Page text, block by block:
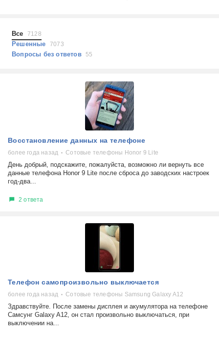
Наушники
Выберите...
не включается
самопроизвольное выключение
возможность ремонта
самостоятельный ремонт
выдает ошибку
плохо работает
решение проблемы
Все 7128
Решенные 7073
Вопросы без ответов55
Восстановление данных на телефоне
более года назад Сотовые телефоны Honor 9 Lite
День добрый, подскажите, пожалуйста, возможно ли вернуть все
данные телефона Honor 9 Lite после сброса до заводских настроек
год-два...
2 ответа
Телефон самопроизвольно выключается
более года назад Сотовые телефоны Samsung Galaxy A12
Здравствуйте. После замены дисплея и акумулятора на телефоне
Самсунг Galaxy A12, он стал произвольно выключаться, при
выключении на...